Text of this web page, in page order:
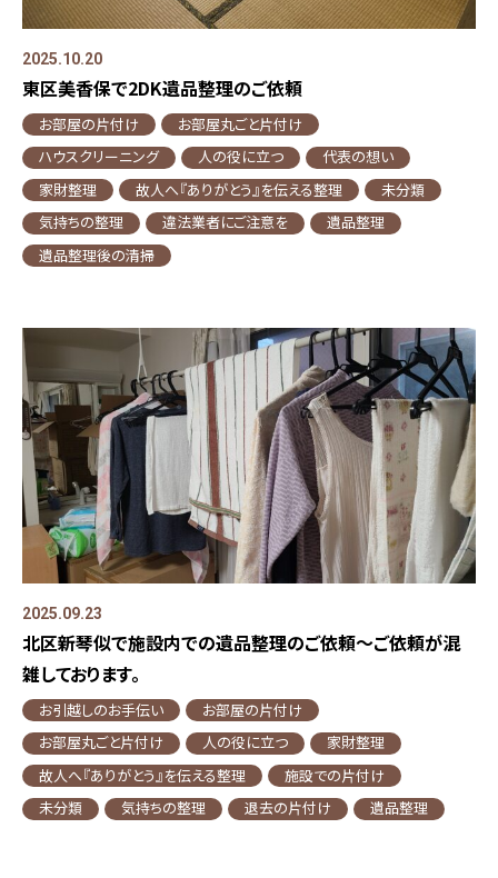
2025.10.20
東区美香保で2DK遺品整理のご依頼
お部屋の片付け
お部屋丸ごと片付け
ハウスクリーニング
人の役に立つ
代表の想い
家財整理
故人へ『ありがとう』を伝える整理
未分類
気持ちの整理
違法業者にご注意を
遺品整理
遺品整理後の清掃
2025.09.23
北区新琴似で施設内での遺品整理のご依頼～ご依頼が混
雑しております。
お引越しのお手伝い
お部屋の片付け
お部屋丸ごと片付け
人の役に立つ
家財整理
故人へ『ありがとう』を伝える整理
施設での片付け
未分類
気持ちの整理 退去の片付け 遺品整理